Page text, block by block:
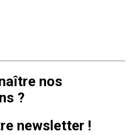
nos
?
newsletter !